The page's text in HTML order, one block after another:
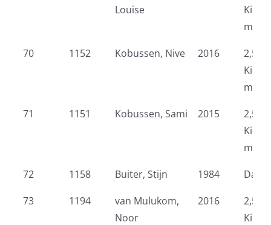
Louise
70
1152 Kobussen, Nive 2016
2,5
71
1151 Kobussen, Sami 2015
2,5
72
1158 Buiter, Stijn 1984
73
1194
van Mulukom,
Noor
2016
2,5